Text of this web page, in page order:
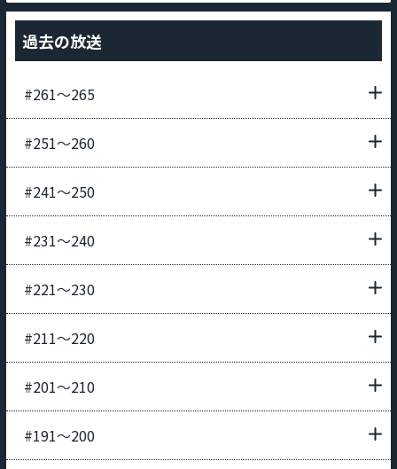
過去の放送
#261〜265
#251〜260
#241〜250
#231〜240
#221〜230
#211〜220
#201〜210
#191〜200